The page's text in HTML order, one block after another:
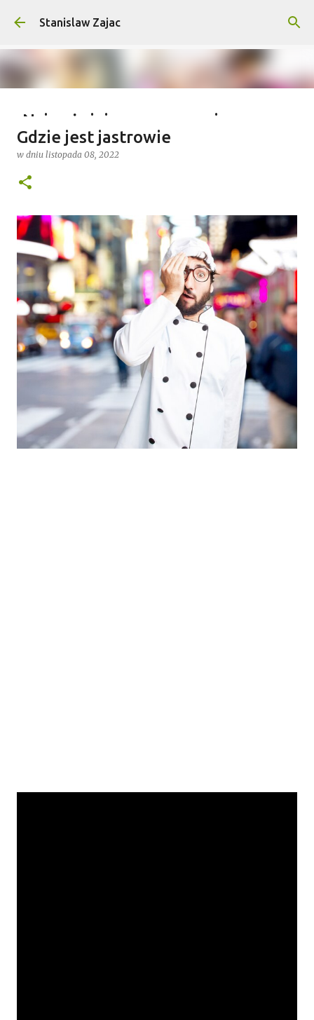
Przejdź do głównej zawartości
Stanislaw Zajac
Najważniejsze wymagania na
wyprawy outdoorowe – co musisz
wiedzieć?
w dniu
Gdzie jest jastrowie
w dniu listopada 08, 2022